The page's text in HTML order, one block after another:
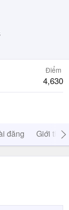
Điểm
4,630
đăng Giới thiệu